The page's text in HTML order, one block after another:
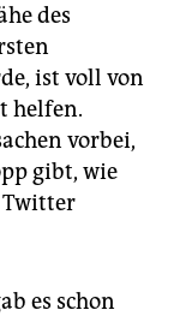
des
ist voll von
helfen.
vorbei,
gibt, wie
es schon